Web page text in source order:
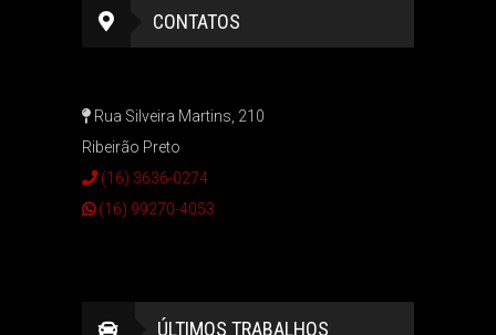
CONTATOS
Rua Silveira Martins, 210
Ribeirão Preto
(16) 3636-0274
(16) 99270-4053
ÚLTIMOS TRABALHOS